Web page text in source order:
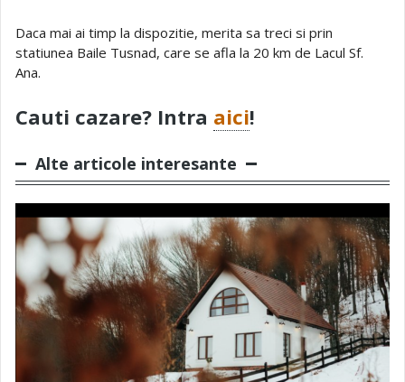
Daca mai ai timp la dispozitie, merita sa treci si prin
statiunea Baile Tusnad, care se afla la 20 km de Lacul Sf.
Ana.
Cauti cazare? Intra aici!
Alte articole interesante